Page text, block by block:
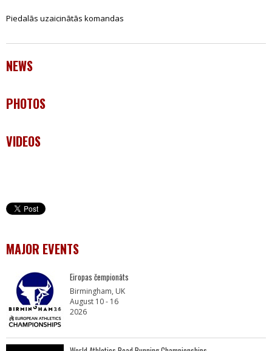
Piedalās uzaicinātās komandas
NEWS
PHOTOS
VIDEOS
MAJOR EVENTS
Eiropas čempionāts
Birmingham, UK
August 10 - 16
2026